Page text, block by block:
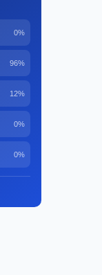
0%
96%
12%
0%
0%